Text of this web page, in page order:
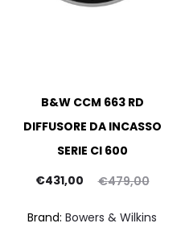
B&W CCM 663 RD
DIFFUSORE DA INCASSO
SERIE CI 600
€479,00
Il
€431,00
Brand: Bowers & Wilkins